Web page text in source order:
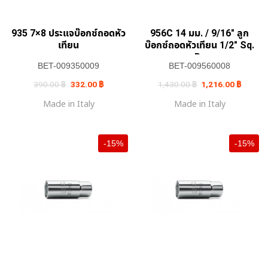
935 7×8 ประแจบ๊อกซ์ถอดหัว
เทียน
BET-009350009
390.00฿ Original
price
390.00 ฿.
332.00 ฿Current
price
Made in Italy
956C 14 มม. / 9/16″ ลูก
บ๊อกซ์ถอดหัวเทียน 1/2″ Sq.
Dr
BET-009560008
1,430.00฿ Original
price
1,430.00 ฿.
1,216.00 ฿Current
price
Made in Italy
-15% -15%